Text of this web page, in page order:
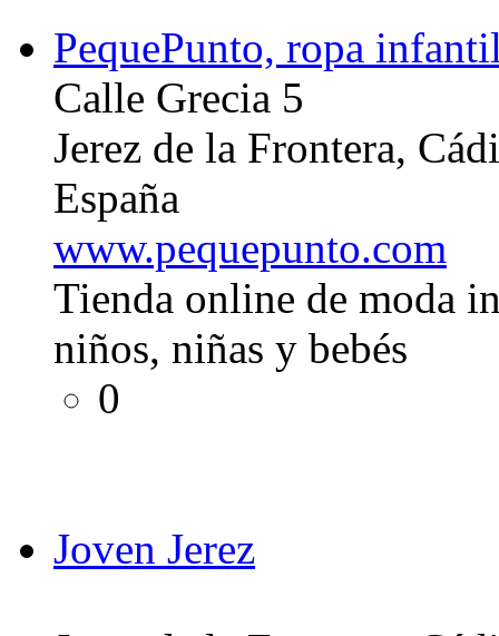
PequePunto, ropa
Calle Grecia 5
Jerez de la Frontera,
España
www.pequepunto.com
Tienda online de moda
niños, niñas y bebés
0
Joven Jerez